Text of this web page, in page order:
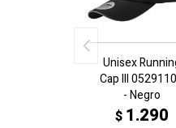
Unisex
Cap III
- Negro
$ 1.290